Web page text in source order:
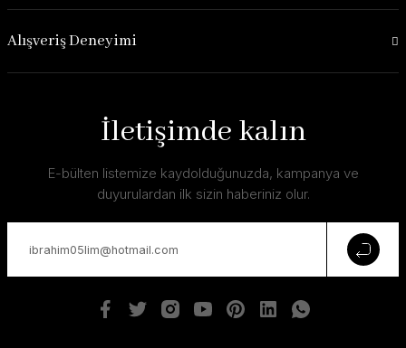
Alışveriş Deneyimi
İletişimde kalın
E-bülten listemize kaydolduğunuzda, kampanya ve
duyurulardan ilk sizin haberiniz olur.